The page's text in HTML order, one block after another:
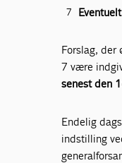
Eventuelt
Forslag, der
7 være
senest den
Endelig
indstilling